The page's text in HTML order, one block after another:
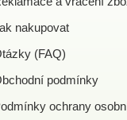
nakupovat
(FAQ)
podmínky
ochrany